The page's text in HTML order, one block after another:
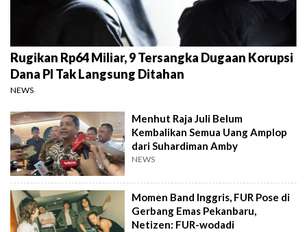
Rugikan Rp64 Miliar, 9 Tersangka Dugaan Korupsi
Dana PI Tak Langsung Ditahan
NEWS
Menhut Raja Juli Belum
Kembalikan Semua Uang Amplop
dari Suhardiman Amby
NEWS
Momen Band Inggris, FUR Pose di
Gerbang Emas Pekanbaru,
Netizen: FUR-wodadi